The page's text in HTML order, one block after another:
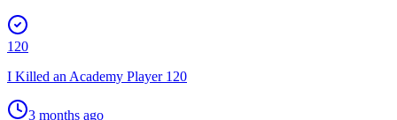
120
I Killed an Academy Player 120
3 months ago